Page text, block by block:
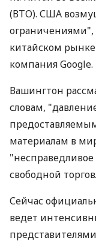
(ВТО). США
ограничениями",
китайском
компания Google.
Вашингтон
словам,
материалам в
свободной
Сейчас
ведет